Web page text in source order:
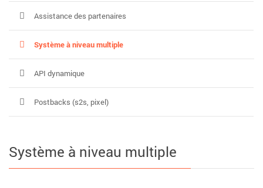
Assistance des partenaires
Système à niveau multiple
API dynamique
Postbacks (s2s, pixel)
Système à niveau multiple